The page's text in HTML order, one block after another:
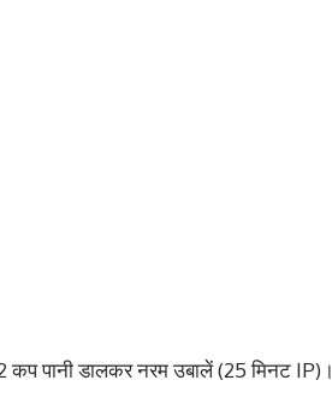
पानी डालकर नरम उबालें (25 मिनट IP)।